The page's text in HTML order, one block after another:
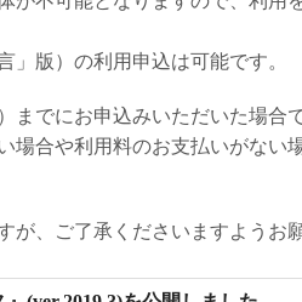
版）の利用申込は可能です。
までにお申込みいただいた場
場合や利用料のお支払いがない
が、ご了承くださいますようお